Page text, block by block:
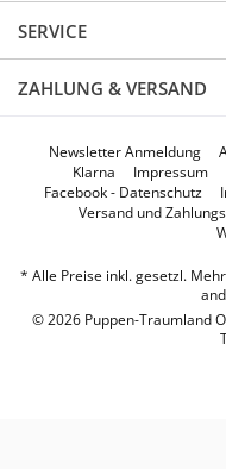
SERVICE
ZAHLUNG & VERSAND
Newsletter Anmeldung
Klarna
Impressum
Facebook - Datenschutz
Versand und
* Alle Preise inkl. gesetzl.
© 2026 Puppen-Traumland